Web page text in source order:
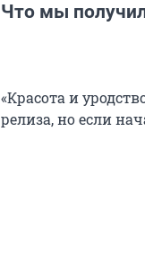
Что мы
«Красота и
релиза, но если